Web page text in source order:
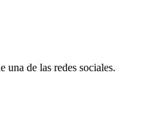
una de las redes sociales.